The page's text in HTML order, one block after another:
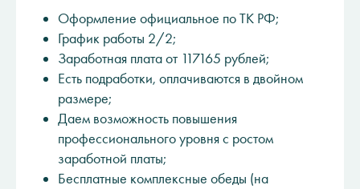
Оформление официальное по ТК РФ;
График работы 2/2;
Заработная плата от 117165 рублей;
Есть подработки, оплачиваются в двойном
размере;
Даем возможность повышения
профессионального уровня с ростом
заработной платы;
Бесплатные комплексные обеды (на